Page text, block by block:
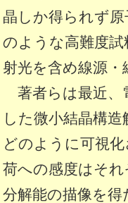
晶しか得られず
のような高難度
射光を含め線源
著者らは最近、
した微小結晶構
どのように可視
荷への感度はそ
分解能の描像を